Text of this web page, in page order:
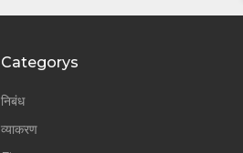
Categorys
निबंध
व्याकरण